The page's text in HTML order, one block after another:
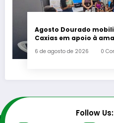
Agosto Dourado
Caxias em apoio à
6 de agosto de 2026 0
Follow Us: